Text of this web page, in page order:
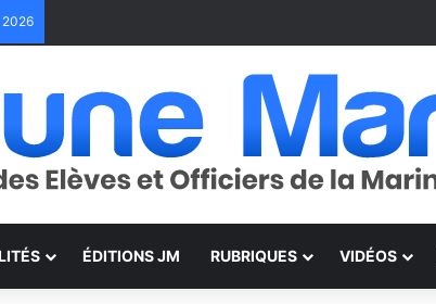
2026
ÉDITIONS JM RUBRIQUES VIDÉOS